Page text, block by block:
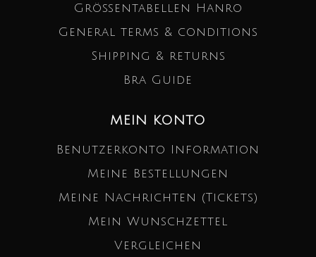
Größentabellen Hanro
General terms & conditions
Shipping & returns
Bra Guide
MEIN KONTO
Benutzerkonto Information
Meine Bestellungen
Meine Nachrichten (Tickets)
Mein Wunschzettel
Vergleichen